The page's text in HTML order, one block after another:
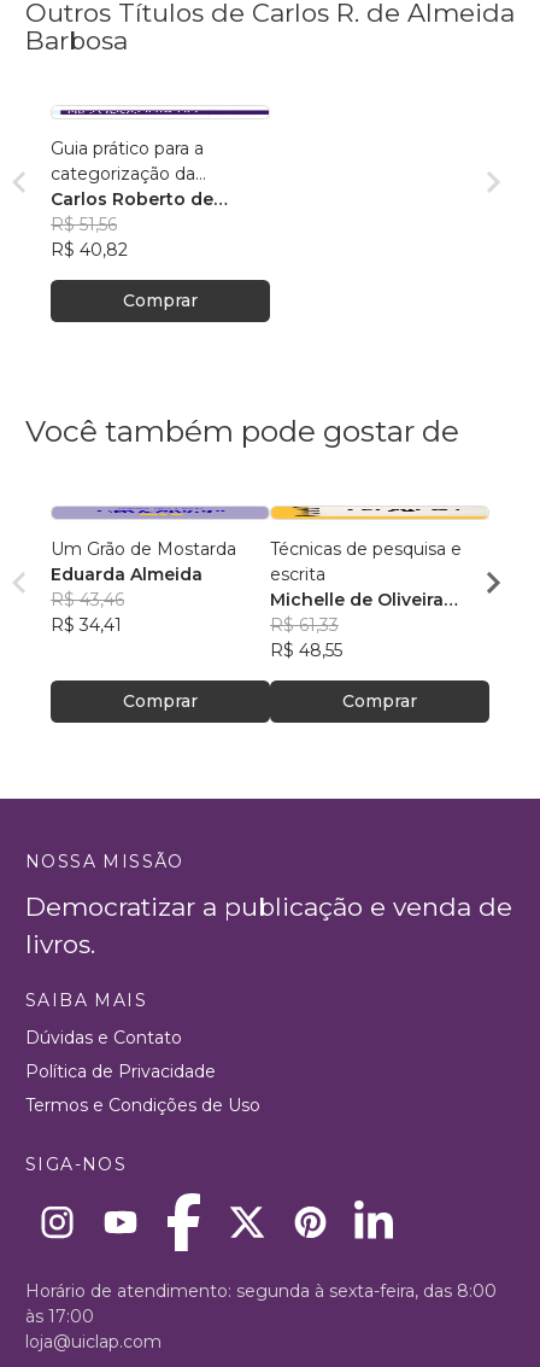
Outros Títulos de Carlos R. de Almeida
Barbosa
Guia prático para a
categorização da
metodologia do trabalho
de conclusão de curso de
graduação
Carlos Roberto de
Almeida Corrêa Barbosa
R$ 51,56
R$ 40,82
Comprar
Você também pode gostar de
Um Grão de Mostarda
Eduarda Almeida
R$ 43,46
R$ 34,41
Comprar
Técnicas de pesquisa e
escrita
Michelle de Oliveira
Barbosa
R$ 61,33
R$ 48,55
Comprar
R$
NOSSA MISSÃO
Democratizar a publicação e venda de
livros.
SAIBA MAIS
Dúvidas e Contato
Política de Privacidade
Termos e Condições de Uso
SIGA-NOS
Horário de atendimento: segunda à sexta-feira, das 8:00
às 17:00
loja@uiclap.com